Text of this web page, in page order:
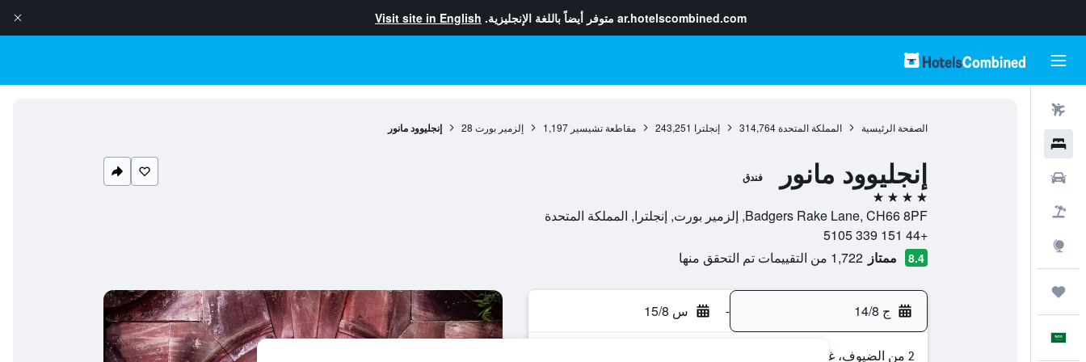
ar.hotelscombined.com متوفر أيضاً باللغة الإنجليزية. Visit site in English
الصفحة الرئيسية المملكة المتحدة 314,764 إنجلترا 243,251 مقاطعة تشيسير 1,197 إلزمير بورت 28 إنجليوود مانور
إنجليوود مانور فندق
4 نجوم
Badgers Rake Lane, CH66 8PF, إلزمير بورت, إنجلترا, المملكة المتحدة
+44 151 339 5105
8.4 ممتاز 1,722 من التقييمات تم التحقق منها
ج 14/8 - س 15/8
2 من الضيوف، غرفة واحدة